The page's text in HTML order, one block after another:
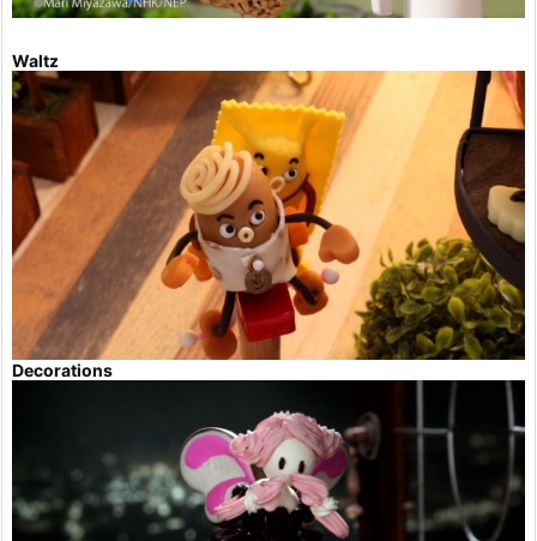
Waltz
Decorations